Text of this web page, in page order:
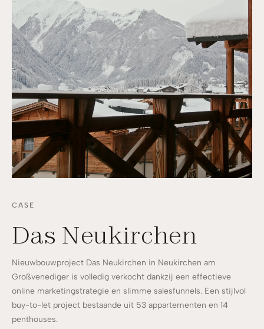
CASE
Das Neukirchen
Nieuwbouwproject Das Neukirchen in Neukirchen am
Großvenediger is volledig verkocht dankzij een effectieve
online marketingstrategie en slimme salesfunnels. Een stijlvol
buy-to-let project bestaande uit 53 appartementen en 14
penthouses.